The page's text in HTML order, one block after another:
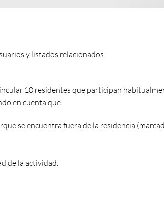
y listados relacionados.
10 residentes que participan
en cuenta que:
se encuentra fuera de la residencia
de la actividad.